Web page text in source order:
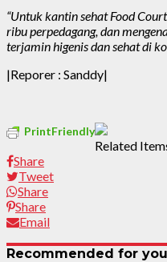
“Untuk kantin sehat Food
ribu perpedagang, dan
terjamin higenis dan sehat di
|Reporer : Sanddy|
PrintFriendly
Related
Share
Tweet
Share
Share
Email
Recommended for you